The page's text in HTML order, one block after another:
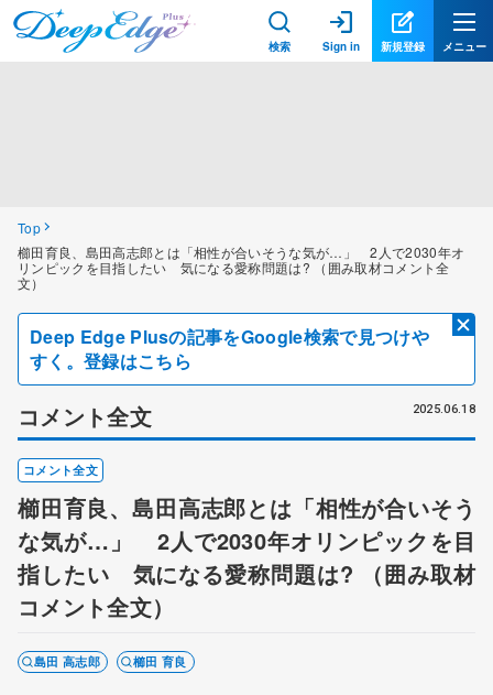
検索 Sign in 新規登録 メニュー
Top
櫛田育良、島田高志郎とは「相性が合いそうな気が…」 2人で2030年オ
リンピックを目指したい 気になる愛称問題は? （囲み取材コメント全
文）
Deep Edge Plusの記事をGoogle検索で見つけや
すく。登録はこちら
コメント全文 2025.06.18
コメント全文
櫛田育良、島田高志郎とは「相性が合いそう
な気が…」 2人で2030年オリンピックを目
指したい 気になる愛称問題は? （囲み取材
コメント全文）
島田 高志郎 櫛田 育良